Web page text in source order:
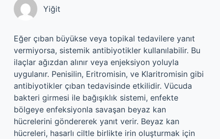
Yiğit
Eğer çıban büyükse veya topikal tedavilere yanıt
vermiyorsa, sistemik antibiyotikler kullanılabilir. Bu
ilaçlar ağızdan alınır veya enjeksiyon yoluyla
uygulanır. Penisilin, Eritromisin, ve Klaritromisin gibi
antibiyotikler çıban tedavisinde etkilidir. Vücuda
bakteri girmesi ile bağışıklık sistemi, enfekte
bölgeye enfeksiyonla savaşan beyaz kan
hücrelerini göndererek yanıt verir. Beyaz kan
hücreleri, hasarlı ciltle birlikte irin oluşturmak için